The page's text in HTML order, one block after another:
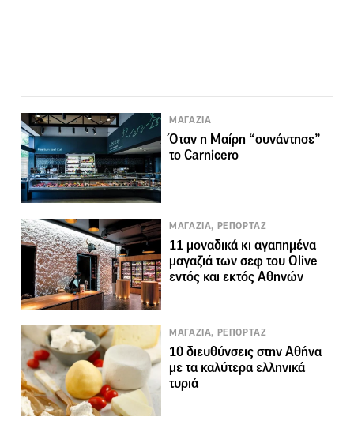
ΜΑΓΑΖΙΑ
Όταν η Μαίρη “συνάντησε”
το Carnicero
ΜΑΓΑΖΙΑ, ΡΕΠΟΡΤΑΖ
11 μοναδικά κι αγαπημένα
μαγαζιά των σεφ του Olive
εντός και εκτός Αθηνών
ΜΑΓΑΖΙΑ, ΡΕΠΟΡΤΑΖ
10 διευθύνσεις στην Αθήνα
με τα καλύτερα ελληνικά
τυριά